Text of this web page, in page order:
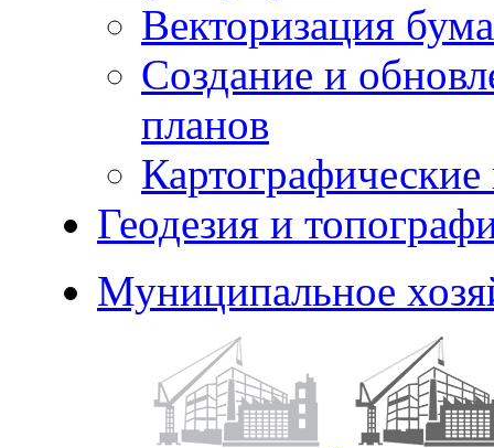
Векторизация
Создание и
планов
Геодезия и
Муниципальное